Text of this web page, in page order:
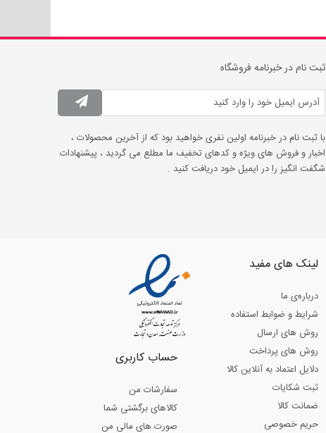
ثبت نام در خبرنامه فروشگاه
با ثبت نام در خبرنامه اولین نفری خواهید بود که از آخرین محصولات ،
اخبار و فروش های ویژه و کدهای تخفیف ما مطلع می گردید ، پیشنهادات
شگفت انگیز را در ایمیل خود دریافت کنید .
لینک های مفید
درباره‌ی ما
شرایط و ضوابط استفاده
روش های ارسال
روش های پرداخت
دلایل اعتماد به آنلاین کالا
ثبت شکایات
ضمانت کالا
حریم خصوصی
حساب کاربری
سفارشات من
کالاهای برگشتی شما
صورت های مالی من